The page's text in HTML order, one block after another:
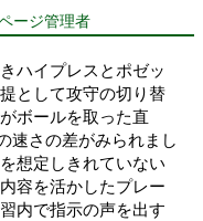
ージ管理者
ハイプレスとポゼッ
として攻守の切り替
ボールを取った直
速さの差がみられまし
想定しきれていない
容を活かしたプレー
内で指示の声を出す